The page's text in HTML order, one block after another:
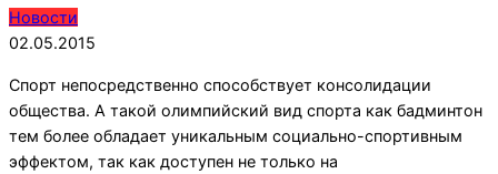
2015-
05-
Новости
02.05.2015
Спорт непосредственно способствует консолидации
общества. А такой олимпийский вид спорта как бадминтон
тем более обладает уникальным социально-спортивным
эффектом, так как доступен не только на